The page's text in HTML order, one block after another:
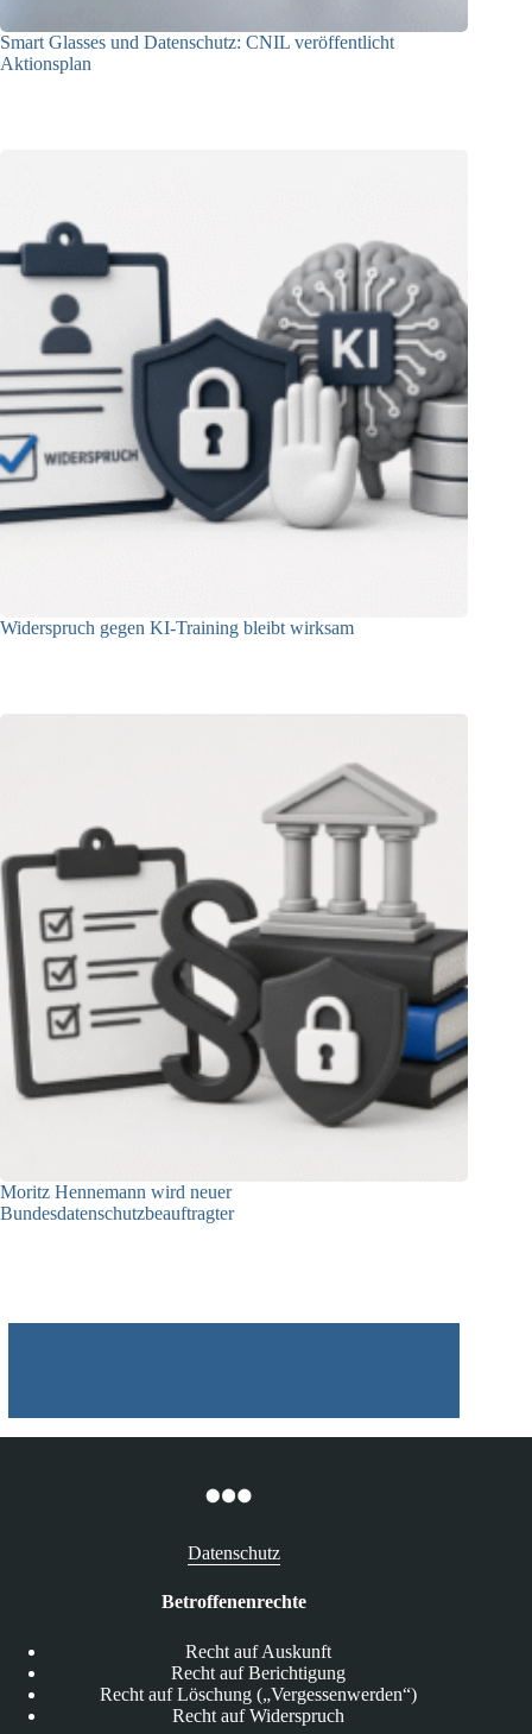
Smart Glasses und Datenschutz: CNIL veröffentlicht
Aktionsplan
Widerspruch gegen KI-Training bleibt wirksam
Moritz Hennemann wird neuer
Bundesdatenschutzbeauftragter
Datenschutz
Betroffenenrechte
Recht auf Auskunft
Recht auf Berichtigung
Recht auf Löschung („Vergessenwerden“)
Recht auf Widerspruch